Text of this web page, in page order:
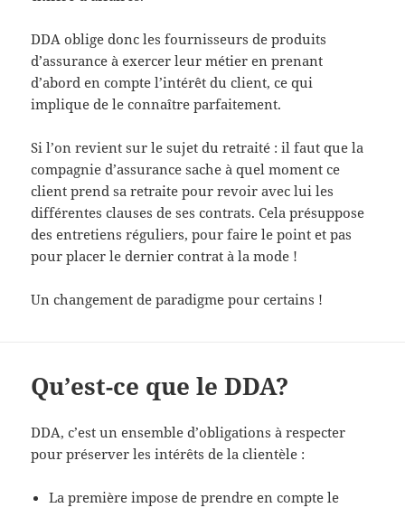
DDA oblige donc les fournisseurs de produits
d’assurance à exercer leur métier en prenant
d’abord en compte l’intérêt du client, ce qui
implique de le connaître parfaitement.
Si l’on revient sur le sujet du retraité : il faut que la
compagnie d’assurance sache à quel moment ce
client prend sa retraite pour revoir avec lui les
différentes clauses de ses contrats. Cela présuppose
des entretiens réguliers, pour faire le point et pas
pour placer le dernier contrat à la mode !
Un changement de paradigme pour certains !
Qu’est-ce que le DDA?
DDA, c’est un ensemble d’obligations à respecter
pour préserver les intérêts de la clientèle :
La première impose de prendre en compte le